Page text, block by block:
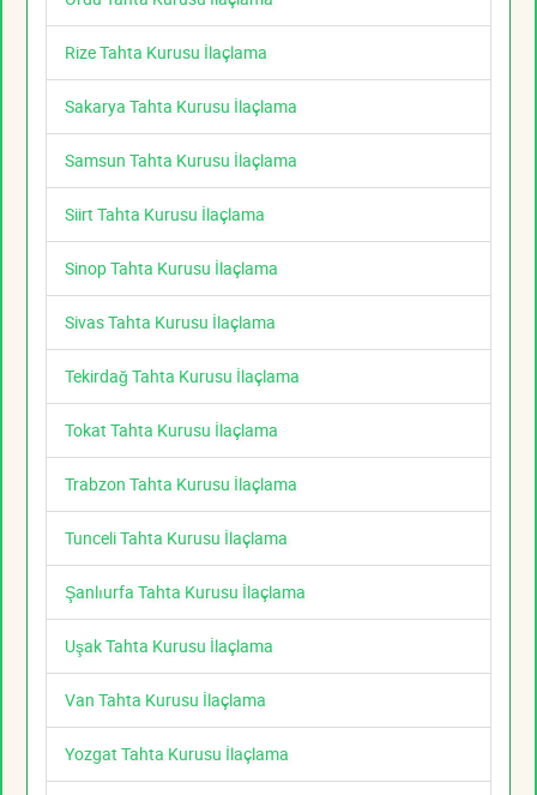
Rize Tahta Kurusu İlaçlama
Sakarya Tahta Kurusu İlaçlama
Samsun Tahta Kurusu İlaçlama
Siirt Tahta Kurusu İlaçlama
Sinop Tahta Kurusu İlaçlama
Sivas Tahta Kurusu İlaçlama
Tekirdağ Tahta Kurusu İlaçlama
Tokat Tahta Kurusu İlaçlama
Trabzon Tahta Kurusu İlaçlama
Tunceli Tahta Kurusu İlaçlama
Şanlıurfa Tahta Kurusu İlaçlama
Uşak Tahta Kurusu İlaçlama
Van Tahta Kurusu İlaçlama
Yozgat Tahta Kurusu İlaçlama